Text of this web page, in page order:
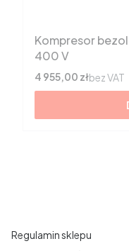
Kompresor
400 V
Cena
4 955,00 złbez VAT
Regulamin sklepu